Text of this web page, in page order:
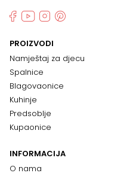
PROIZVODI
Namještaj za djecu
Spalnice
Blagovaonice
Kuhinje
Predsoblje
Kupaonice
INFORMACIJA
O nama